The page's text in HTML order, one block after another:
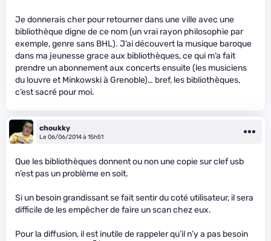
Je donnerais cher pour retourner dans une ville avec une
bibliothèque digne de ce nom (un vrai rayon philosophie par
exemple, genre sans BHL). J’ai découvert la musique baroque
dans ma jeunesse grace aux bibliothèques, ce qui m’a fait
prendre un abonnement aux concerts ensuite (les musiciens
du louvre et Minkowski à Grenoble)… bref, les bibliothèques,
c’est sacré pour moi.
choukky
Le 06/06/2014 à 15h51
Que les bibliothèques donnent ou non une copie sur clef usb
n’est pas un problème en soit.
Si un besoin grandissant se fait sentir du coté utilisateur, il sera
difficile de les empêcher de faire un scan chez eux.
Pour la diffusion, il est inutile de rappeler qu’il n’y a pas besoin